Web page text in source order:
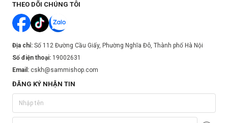
THEO DÕI CHÚNG TÔI
Địa chỉ: Số 112 Đường Cầu Giấy, Phường Nghĩa Đô, Thành phố Hà Nội
Số điện thoại: 19002631
Email: cskh@sammishop.com
ĐĂNG KÝ NHẬN TIN